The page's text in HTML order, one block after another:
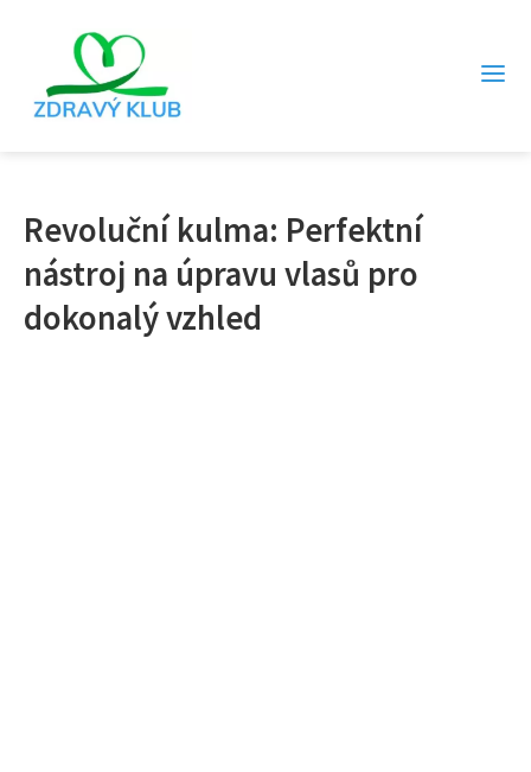
Revoluční kulma: Perfektní
nástroj na úpravu vlasů pro
dokonalý vzhled